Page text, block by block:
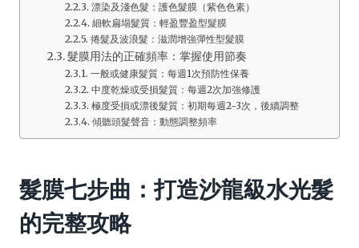
漂染及淺色髮：護色髮膜（紫色色素）
細軟扁塌髮質：輕盈豐盈型髮膜
捲髮及波浪髮：滋潤增強彈性型髮膜
髮膜用法的正確頻率：掌握使用節奏
一般或健康髮質：每週1次預防性保養
中度乾燥或受損髮質：每週2次加強修護
極度受損或漂後髮質：初期每週2-3次，後續調整
傾聽頭髮聲音：動態調整頻率
髮膜七步曲：打造沙龍級水光髮
的完整攻略